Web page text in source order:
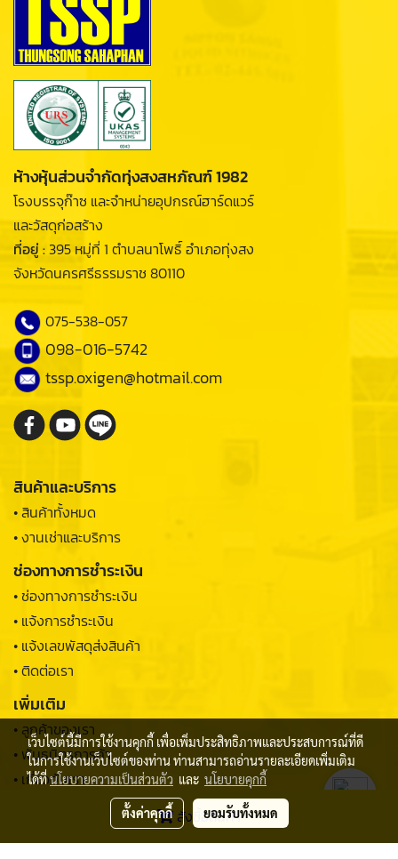
สั่งซื้อสินค้า
ห้างหุ้นส่วนจำกัดทุ่งสงสหภัณฑ์ 1982
โรงบรรจุก๊าซ และจำหน่ายอุปกรณ์ฮาร์ดแวร์
และวัสดุก่อสร้าง
ที่อยู่ :395 หมู่ที่ 1 ตำบลนาโพธิ์ อำเภอทุ่งสง
จังหวัดนครศรีธรรมราช 80110
075-538-057
098-016-5742
tssp.oxigen@hotmail.com
สินค้าและบริการ
• สินค้าทั้งหมด
• งานเช่าและบริการ
ช่องทางการชำระเงิน
• ช่องทางการชำระเงิน
• แจ้งการชำระเงิน
• แจ้งเลขพัสดุส่งสินค้า
• ติดต่อเรา
เพิ่มเติม
• ลูกค้าของเรา
• พันธมิตรการค้า
• เกี่ยวกับเรา
เว็บไซต์นี้มีการใช้งานคุกกี้ เพื่อเพิ่มประสิทธิภาพและประสบการณ์ที่ดี
ในการใช้งานเว็บไซต์ของท่าน ท่านสามารถอ่านรายละเอียดเพิ่มเติม
ได้ที่นโยบายความเป็นส่วนตัว และ นโยบายคุกกี้
ตั้งค่าคุกกี้ ยอมรับทั้งหมด